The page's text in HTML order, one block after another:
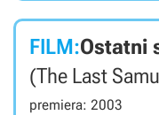
FILM:Ostatni
(The Last
premiera: 2003